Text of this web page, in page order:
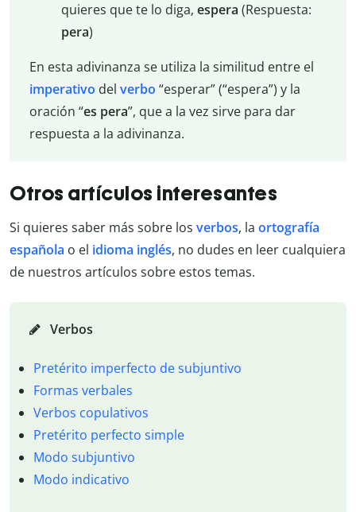
quieres que te lo diga, espera (Respuesta:
pera)
En esta adivinanza se utiliza la similitud entre el
imperativo del verbo “esperar” (“espera”) y la
oración “es pera”, que a la vez sirve para dar
respuesta a la adivinanza.
Otros artículos interesantes
Si quieres saber más sobre los verbos, la ortografía
española o el idioma inglés, no dudes en leer cualquiera
de nuestros artículos sobre estos temas.
Verbos
Pretérito imperfecto de subjuntivo
Formas verbales
Verbos copulativos
Pretérito perfecto simple
Modo subjuntivo
Modo indicativo